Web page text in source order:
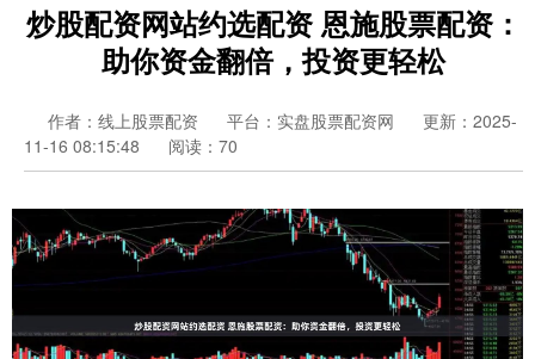
炒股配资网站约选配资 恩施股票配资：
助你资金翻倍，投资更轻松
作者：线上股票配资 平台：实盘股票配资网
更新：2025-
11-16 08:15:48
阅读：70